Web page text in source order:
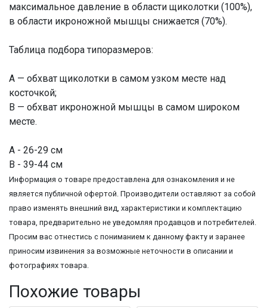
максимальное давление в области щиколотки (100%),
в области икроножной мышцы снижается (70%).
Таблица подбора типоразмеров:
А — обхват щиколотки в самом узком месте над
косточкой;
В — обхват икроножной мышцы в самом широком
месте.
А - 26-29 см
В - 39-44 см
Информация о товаре предоставлена для ознакомления и не
является публичной офертой. Производители оставляют за собой
право изменять внешний вид, характеристики и комплектацию
товара, предварительно не уведомляя продавцов и потребителей.
Просим вас отнестись с пониманием к данному факту и заранее
приносим извинения за возможные неточности в описании и
фотографиях товара.
Похожие товары